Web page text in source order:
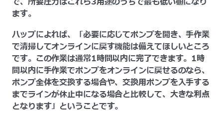
ます。
ハップによれば、「必要に応じてポンプを開き、手作業
で清掃してオンラインに戻す機能は備えてほしいところ
です。この作業は通常1時間以内に完了できます。1時
間以内に手作業でポンプをオンラインに戻せるのなら、
ポンプ全体を交換する場合や、交換用ポンプを入手する
までラインが休止中になる場合と比較して、大きな利点
となります」ということです。